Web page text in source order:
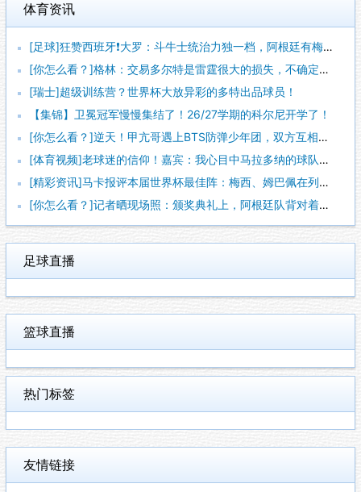
体育资讯
[足球]狂赞西班牙❗大罗：斗牛士统治力独一档，阿根廷有梅西也
[你怎么看？]格林：交易多尔特是雷霆很大的损失，不确定卡森能
[瑞士]超级训练营？世界杯大放异彩的多特出品球员！
【集锦】卫冕冠军慢慢集结了！26/27学期的科尔尼开学了！
[你怎么看？]逆天！甲亢哥遇上BTS防弹少年团，双方互相学狗
[体育视频]老球迷的信仰！嘉宾：我心目中马拉多纳的球队，不该
[精彩资讯]马卡报评本届世界杯最佳阵：梅西、姆巴佩在列，西班
[你怎么看？]记者晒现场照：颁奖典礼上，阿根廷队背对着西班牙
足球直播
篮球直播
热门标签
友情链接